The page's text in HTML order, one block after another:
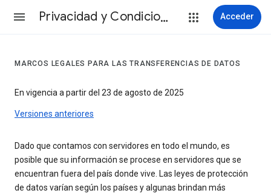
Privacidad y Condiciones Acceder
MARCOS LEGALES PARA LAS TRANSFERENCIAS DE DATOS
En vigencia a partir del 23 de agosto de 2025
Versiones anteriores
Dado que contamos con servidores en todo el mundo, es
posible que su información se procese en servidores que se
encuentran fuera del país donde vive. Las leyes de protección
de datos varían según los países y algunas brindan más